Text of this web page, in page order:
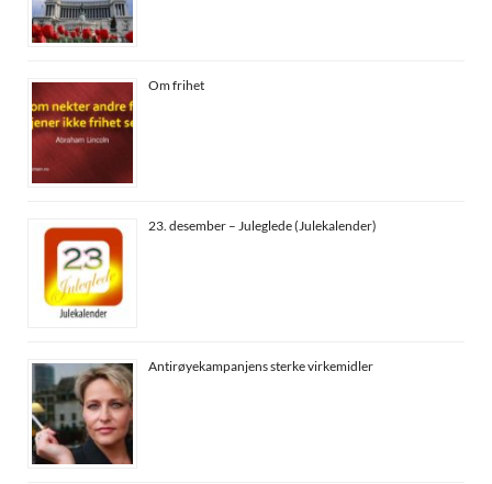
Om frihet
23. desember – Juleglede (Julekalender)
Antirøyekampanjens sterke virkemidler